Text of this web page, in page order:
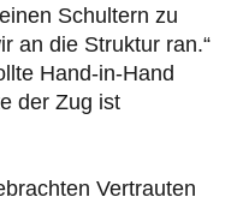
Schultern zu
an die Struktur ran.“
Hand-in-Hand
der Zug ist
Vertrauten